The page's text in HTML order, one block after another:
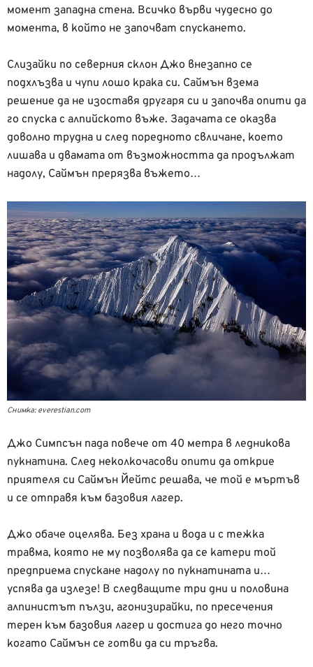
момент западна стена. Всичко върви чудесно до
момента, в който не започват спускането.
Слизайки по северния склон Джо внезапно се
подхлъзва и чупи лошо крака си. Саймън взема
решение да не изоставя другаря си и започва опити да
го спуска с алпийското въже. Задачата се оказва
доволно трудна и след поредното свличане, което
лишава и двамата от възможността да продължат
надолу, Саймън прерязва въжето…
Снимка: everestian.com
Джо Симпсън пада повече от 40 метра в ледникова
пукнатина. След неколкочасови опити да открие
приятеля си Саймън Йейтс решава, че той е мъртъв
и се отправя към базовия лагер.
Джо обаче оцелява. Без храна и вода и с тежка
травма, която не му позволява да се катери той
предприема спускане надолу по пукнатината и…
успява да излезе! В следващите три дни и половина
алпинистът пълзи, агонизирайки, по пресечения
терен към базовия лагер и достига до него точно
когато Саймън се готви да си тръгва.